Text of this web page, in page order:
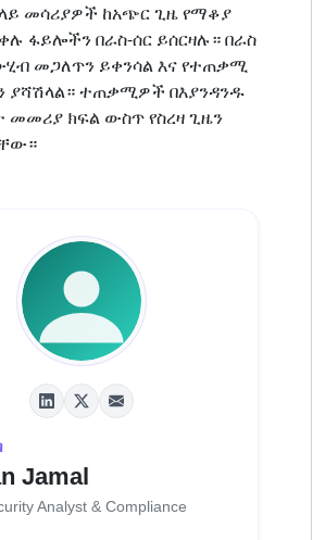
መሳሪያዎች ከአጭር ጊዜ የማቆያ
ፋይሎችን በራስ-ሰር ይሰርዛሉ። በራስ
መጋለጥን ይቀንሳል እና የተጠቃሚ
ያሻሽላል። ተጠቃሚዎች በእያንዳንዱ
መመሪያ ክፍል ውስጥ የስረዛ ጊዜን
Jamal
Analyst & Compliance